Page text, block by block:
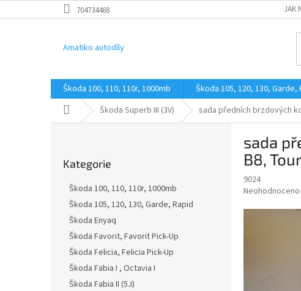
na
704734468 JAK
Amatiko autodíly
Škoda 100, 110, 110r, 1000mb Škoda 105, 120, 130, Garde,
Domů Škoda Superb III (3V) sada předních brzdových
kategorie
Kategorie
Škoda 100, 110, 110r, 1000mb
Škoda 105, 120, 130, Garde, Rapid
Škoda Enyaq
Škoda Favorit, Favorit Pick-Up
Škoda Felicia, Felicia Pick-Up
Škoda Fabia I , Octavia I
Škoda Fabia II (5J)
sada
B8,
9024
Průměrné
Neohodnoceno